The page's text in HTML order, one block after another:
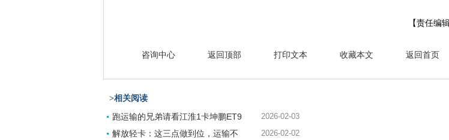
【责任编
咨询中心 返回顶部 打印文本 收藏本文 返回首页
>相关阅读
跑运输的兄弟请看江淮1卡坤鹏ET9 2026-02-03
解放轻卡：这三点做到位，运输不 2026-02-02